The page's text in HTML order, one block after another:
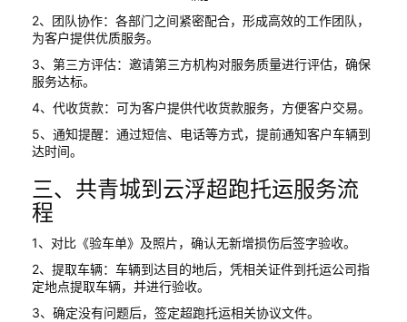
2、团队协作：各部门之间紧密配合，形成高效的工作团队，
为客户提供优质服务。
3、第三方评估：邀请第三方机构对服务质量进行评估，确保
服务达标。
4、代收货款：可为客户提供代收货款服务，方便客户交易。
5、通知提醒：通过短信、电话等方式，提前通知客户车辆到
达时间。
三、共青城到云浮超跑托运服务流
程
1、对比《验车单》及照片，确认无新增损伤后签字验收。
2、提取车辆：车辆到达目的地后，凭相关证件到托运公司指
定地点提取车辆，并进行验收。
3、确定没有问题后，签定超跑托运相关协议文件。